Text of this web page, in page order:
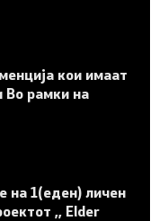
кои имаат
Во рамки на
на 1(еден) личен
,, Elder